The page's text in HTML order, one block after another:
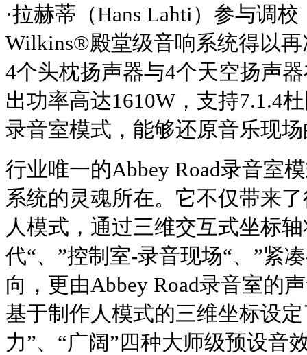
·拉赫蒂（Hans Lahti）参与调
Wilkins®殿堂级音响系统得以
4个头枕扬声器与4个天空扬声
出功率高达1610W，支持7.1.4
录音室模式，能够还原音乐现
行业唯一的Abbey Road录音室
系统的灵魂所在。它不仅带来
人模式，通过三维交互式坐标
代“、”控制室-录音现场“、”紧
向，更由Abbey Road录音室的
基于制作人模式的三维坐标设定
力”、“广阔”四种大师级预设音